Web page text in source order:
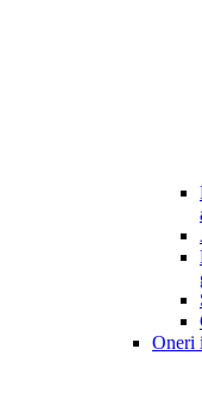
Oneri